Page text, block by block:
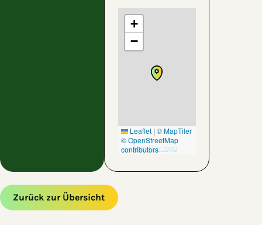
+
−
Leaflet | © MapTiler
© OpenStreetMap
contributors
Zurück zur Übersicht